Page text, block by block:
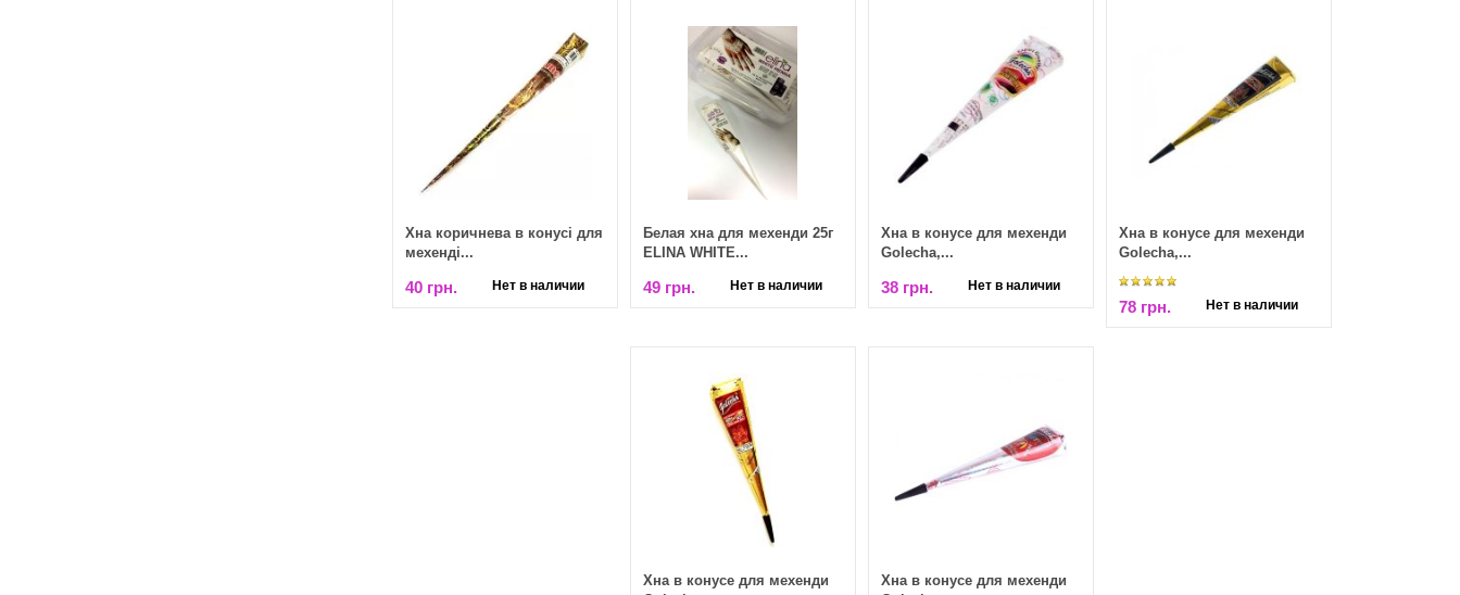
Хна коричнева в конусі для
мехенді...
40 грн. Нет в наличии
Белая хна для мехенди 25г
ELINA WHITE...
49 грн. Нет в наличии
Хна в конусе для мехенди
Golecha,...
38 грн. Нет в наличии
Хна в конусе для мехенди
Golecha,...
78 грн. Нет в наличии
Хна в конусе для мехенди
Хна в конусе для мехенди